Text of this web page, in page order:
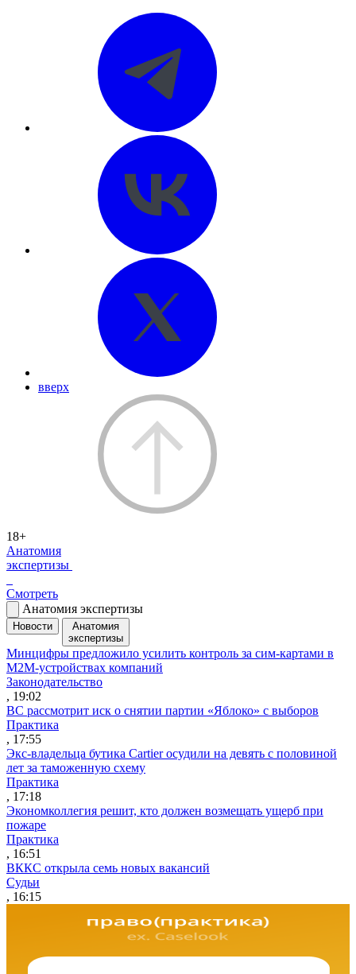
вверх
18+
Анатомия
экспертизы
Смотреть
Анатомия экспертизы
Новости
Анатомия
экспертизы
Минцифры предложило усилить контроль за сим-картами в
M2M-устройствах компаний
Законодательство
, 19:02
ВС рассмотрит иск о снятии партии «Яблоко» с выборов
Практика
, 17:55
Экс-владельца бутика Cartier осудили на девять с половиной
лет за таможенную схему
Практика
, 17:18
Экономколлегия решит, кто должен возмещать ущерб при
пожаре
Практика
, 16:51
ВККС открыла семь новых вакансий
Судьи
, 16:15